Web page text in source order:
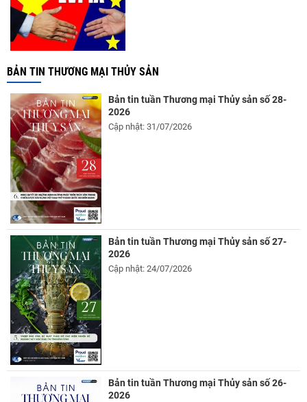
BẢN TIN THƯƠNG MẠI THỦY SẢN
Bản tin tuần Thương mại Thủy sản số 28-
2026
Cập nhật: 31/07/2026
Bản tin tuần Thương mại Thủy sản số 27-
2026
Cập nhật: 24/07/2026
Bản tin tuần Thương mại Thủy sản số 26-
2026